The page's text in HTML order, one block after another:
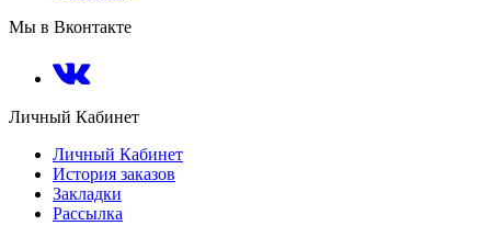
Мы в Вконтакте
Личный Кабинет
Личный Кабинет
История заказов
Закладки
Рассылка